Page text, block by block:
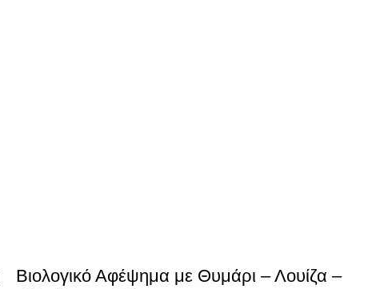
Βιολογικό Αφέψημα με Θυμάρι – Λουίζα –